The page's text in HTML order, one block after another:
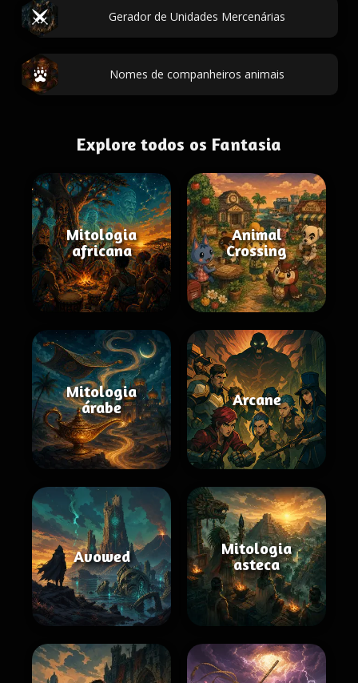
Gerador de Unidades Mercenárias
Nomes de companheiros animais
Explore todos os Fantasia
Mitologia
africana
Animal
Crossing
Mitologia
árabe
Arcane
Avowed
Mitologia
asteca